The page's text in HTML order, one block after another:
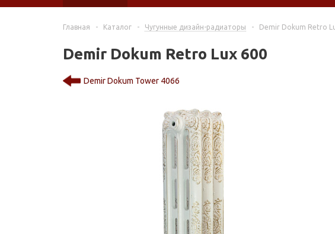
Главная - Каталог - Чугунные дизайн-радиаторы - Demir Dokum Retro
Demir Dokum Retro Lux 600
Demir Dokum Tower 4066